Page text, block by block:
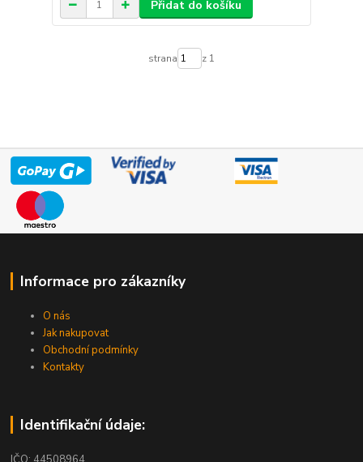
Přidat do košíku
strana z 1
Informace pro zákazníky
O nás
Jak nakupovat
Obchodní podmínky
Kontakty
Identifikační údaje: